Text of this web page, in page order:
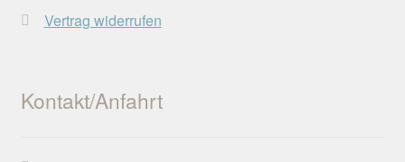
Vertrag widerrufen
Kontakt/Anfahrt